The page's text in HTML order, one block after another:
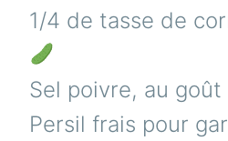
1/4 de tasse de
Sel poivre, au goût
Persil frais pour